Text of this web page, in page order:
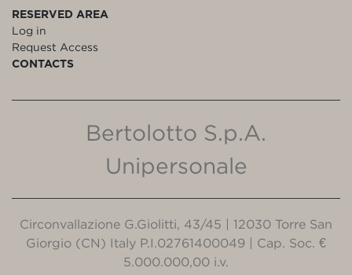
RESERVED AREA
Log in
Request Access
CONTACTS
Bertolotto S.p.A.
Unipersonale
Circonvallazione G.Giolitti, 43/45 | 12030 Torre San
Giorgio (CN) Italy P.I.02761400049 | Cap. Soc. €
5.000.000,00 i.v.